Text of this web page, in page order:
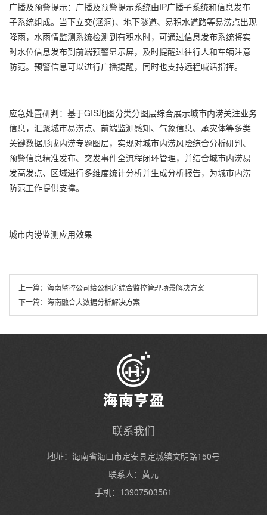
广播及预警提示：广播及预警提示系统由IP广播子系统和信息发布
子系统组成。当下立交(涵洞)、地下隧道、易积水道路等易涝点出现
降雨，水雨情监测系统检测到有积水时，可通过信息发布系统将实
时水位信息发布到前端预警显示屏，及时提醒过往行人和车辆注意
防范。预警信息可以进行广播提醒，同时也支持远程喊话指挥。
应急处置研判：基于GIS地图分类分图层综合展示城市内涝关注业务
信息，汇聚城市易涝点、前端监测感知、气象信息、承灾体等多类
关键数据形成内涝专题图层，实现对城市内涝风险综合分析研判、
预警信息精准发布、突发事件全流程闭环管理，并结合城市内涝易
发高发点、区域进行多维度统计分析并生成分析报告，为城市内涝
防范工作提供支撑。
城市内涝监测应用效果
上一篇： 海南监控公司给公租房综合监控管理场景解决方案
下一篇： 海南融合大数据分析解决方案
联系我们
地址：海南省海口市定安县定城镇文明路150号
联系人：黄元
手机：13907503561